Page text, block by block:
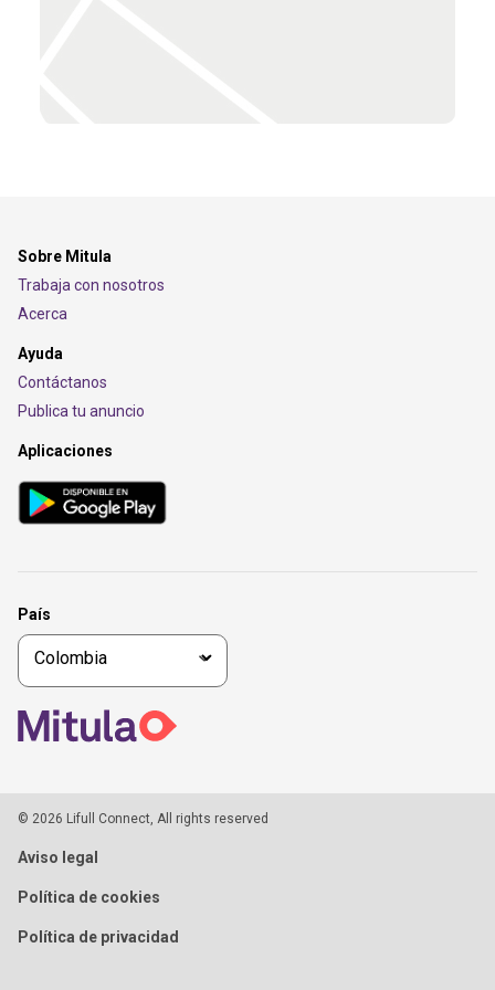
Sobre Mitula
Trabaja con nosotros
Acerca
Ayuda
Contáctanos
Publica tu anuncio
Aplicaciones
País
© 2026 Lifull Connect, All rights reserved
Aviso legal
Política de cookies
Política de privacidad